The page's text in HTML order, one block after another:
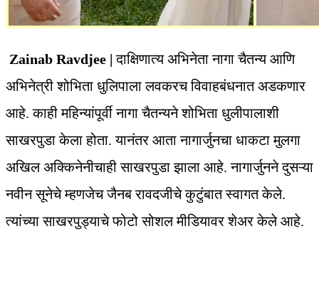
Zainab Ravdjee | दाक्षिणात्य अभिनेता नागा चैतन्य आणि
अभिनेत्री शोभिता धुलिपाला लवकरच विवाहबंधनात अडकणार
आहे. काही महिन्यांपूर्वी नागा चैतन्यने शोभिता धुलीपालाशी
साखरपुडा केला होता. यानंतर आता नागार्जुनचा धाकटा मुलगा
अखिल अक्किनेनीचाही साखरपुडा झाला आहे. नागार्जुनने दुसऱ्या
नवीन सूनेचे म्हणजेच जैनब रावदजीचे कुटुंबात स्वागत केले.
त्यांच्या साखरपुड्याचे फोटो सोशल मीडियावर शेअर केले आहे.